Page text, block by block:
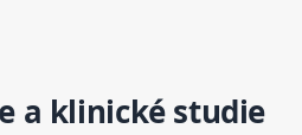
a klinické studie